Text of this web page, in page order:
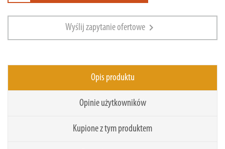
Wyślij zapytanie ofertowe chevron_right
Opis produktu
Opinie użytkowników
Kupione z tym produktem